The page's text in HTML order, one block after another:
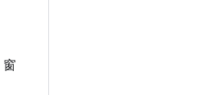
窗